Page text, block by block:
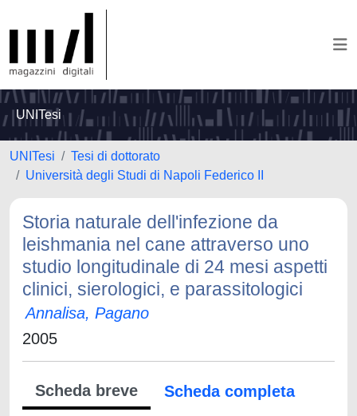
UNITesi
UNITesi
Tesi di dottorato
Università degli Studi di Napoli Federico II
Storia naturale dell'infezione da
leishmania nel cane attraverso uno
studio longitudinale di 24 mesi aspetti
clinici, sierologici, e parassitologici
Annalisa, Pagano
2005
Scheda breve
Scheda completa